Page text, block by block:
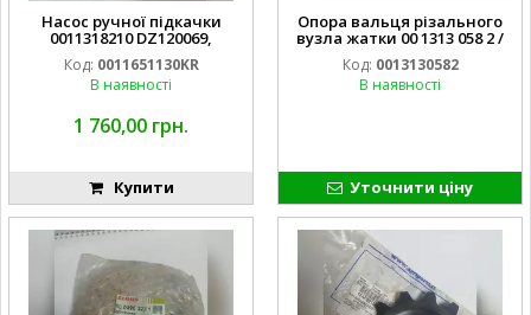
Насос ручної підкачки
0011318210 DZ120069,
DZ117587, DZ110616,
0011651130 KRAMP
Код: 0011651130KR
В наявності
1 760,00 грн.
Купити
Опора вальця різального
вузла жатки 00 1313 058 2 /
13130582 Claas Conspeed
[Original]
Код: 0013130582
В наявності
Уточнити ціну